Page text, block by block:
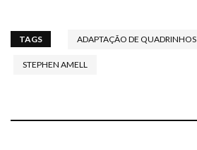
TAGS ADAPTAÇÃO DE QUADRINHOS
STEPHEN AMELL